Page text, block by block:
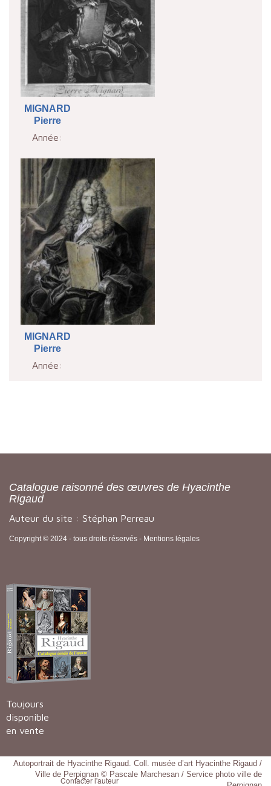
MIGNARD
Pierre
Année:
MIGNARD
Pierre
Année:
Catalogue raisonné des œuvres de Hyacinthe
Rigaud
Auteur du site : Stéphan Perreau
Copyright © 2024 - tous droits réservés - Mentions légales
Toujours
disponible
en vente
Autoportrait de Hyacinthe Rigaud. Coll. musée d’art Hyacinthe Rigaud /
Ville de Perpignan © Pascale Marchesan / Service photo ville de
Contacter l'auteur